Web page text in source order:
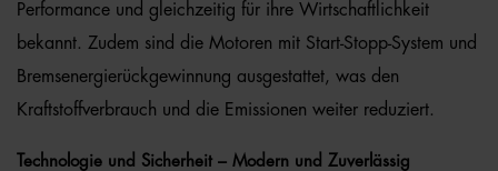
Performance und gleichzeitig für ihre Wirtschaftlichkeit
bekannt. Zudem sind die Motoren mit Start-Stopp-System und
Bremsenergierückgewinnung ausgestattet, was den
Kraftstoffverbrauch und die Emissionen weiter reduziert.
Technologie und Sicherheit – Modern und Zuverlässig